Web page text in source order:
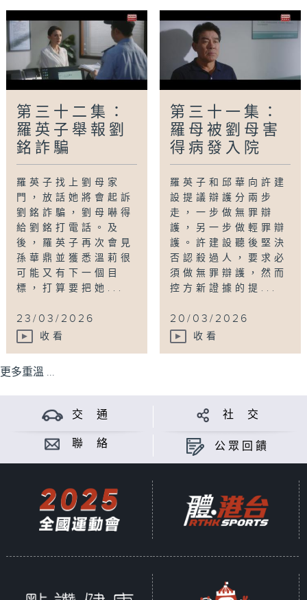
第三十二集：
羅英子舉報劉
銘詐騙
羅英子找上劉母家
門，放話她將會起訴
劉銘詐騙，劉母嚇得
給劉銘打電話。及
後，羅英子再次會見
孫華鼎並獲悉溫莉很
可能又有下一個目
標，打算要把她...
23/03/2026
收看
第三十一集：
羅母被劉母害
得病發入院
羅英子和邱華向許建
設提議辯護分兩步
走，一步做無罪辯
護，另一步做輕罪辯
護。許建設聽後堅決
否認殺過人，要求必
須做無罪辯護，然而
控方新證據的提...
20/03/2026
收看
更多重溫 ...
交 通 社 交
聯 絡 公眾回饋